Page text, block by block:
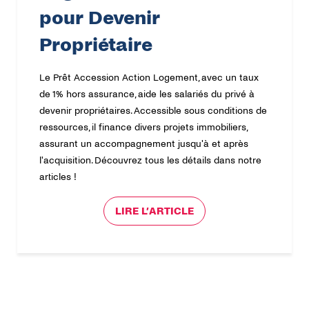
pour Devenir
Propriétaire
Le Prêt Accession Action Logement, avec un taux
de 1% hors assurance, aide les salariés du privé à
devenir propriétaires. Accessible sous conditions de
ressources, il finance divers projets immobiliers,
assurant un accompagnement jusqu'à et après
l'acquisition. Découvrez tous les détails dans notre
articles !
LIRE L’ARTICLE